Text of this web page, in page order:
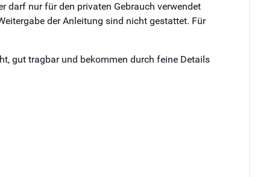
darf nur für den privaten Gebrauch verwendet
der Anleitung sind nicht gestattet. Für
gut tragbar und bekommen durch feine Details